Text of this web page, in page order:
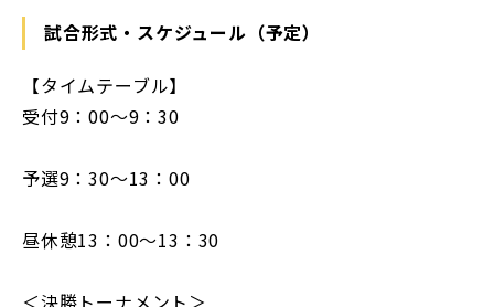
試合形式・スケジュール（予定）
【タイムテーブル】
受付9：00～9：30
予選9：30～13：00
昼休憩13：00～13：30
＜決勝トーナメント＞